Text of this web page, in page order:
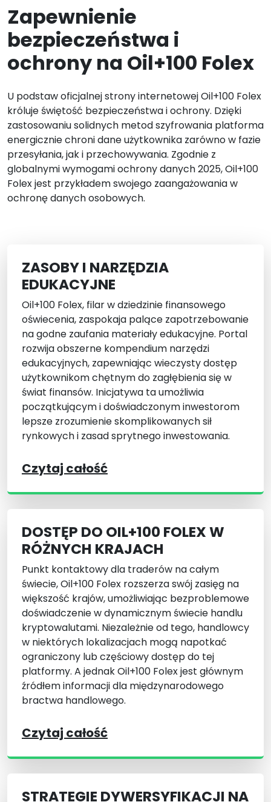
Zapewnienie
bezpieczeństwa i
ochrony na Oil+100 Folex
U podstaw oficjalnej strony internetowej Oil+100 Folex
króluje świętość bezpieczeństwa i ochrony. Dzięki
zastosowaniu solidnych metod szyfrowania platforma
energicznie chroni dane użytkownika zarówno w fazie
przesyłania, jak i przechowywania. Zgodnie z
globalnymi wymogami ochrony danych 2025, Oil+100
Folex jest przykładem swojego zaangażowania w
ochronę danych osobowych.
ZASOBY I NARZĘDZIA
EDUKACYJNE
Oil+100 Folex, filar w dziedzinie finansowego
oświecenia, zaspokaja palące zapotrzebowanie
na godne zaufania materiały edukacyjne. Portal
rozwija obszerne kompendium narzędzi
edukacyjnych, zapewniając wieczysty dostęp
użytkownikom chętnym do zagłębienia się w
świat finansów. Inicjatywa ta umożliwia
początkującym i doświadczonym inwestorom
lepsze zrozumienie skomplikowanych sił
rynkowych i zasad sprytnego inwestowania.
Czytaj całość
DOSTĘP DO OIL+100 FOLEX W
RÓŻNYCH KRAJACH
Punkt kontaktowy dla traderów na całym
świecie, Oil+100 Folex rozszerza swój zasięg na
większość krajów, umożliwiając bezproblemowe
doświadczenie w dynamicznym świecie handlu
kryptowalutami. Niezależnie od tego, handlowcy
w niektórych lokalizacjach mogą napotkać
ograniczony lub częściowy dostęp do tej
platformy. A jednak Oil+100 Folex jest głównym
źródłem informacji dla międzynarodowego
bractwa handlowego.
Czytaj całość
STRATEGIE DYWERSYFIKACJI NA